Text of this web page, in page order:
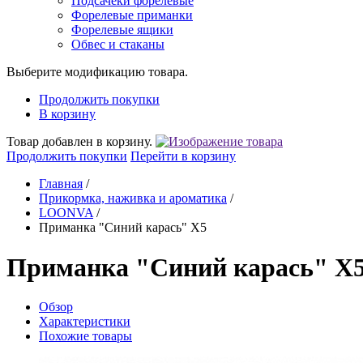
Форелевые приманки
Форелевые ящики
Обвес и стаканы
Выберите модификацию товара.
Продолжить покупки
В корзину
Товар добавлен в корзину.
Продолжить покупки Перейти в корзину
Главная /
Прикормка, наживка и ароматика /
LOONVA /
Приманка "Синий карась" X5
Приманка "Синий карась"
Обзор
Характеристики
Похожие товары